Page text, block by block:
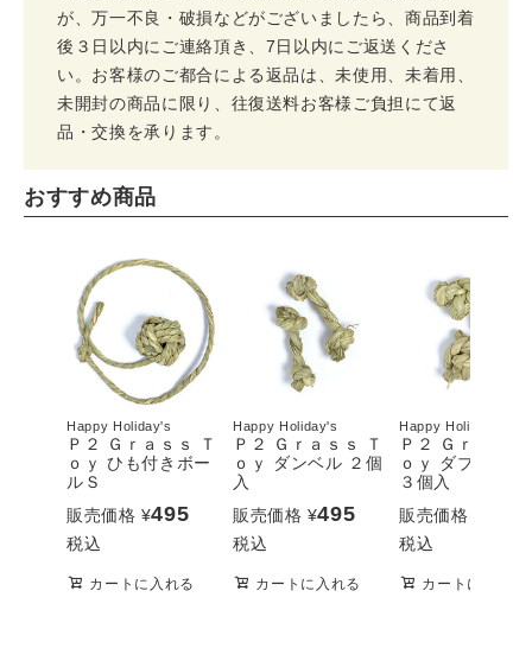
が、万一不良・破損などがございましたら、商品到着
後３日以内にご連絡頂き、7日以内にご返送くださ
い。お客様のご都合による返品は、未使用、未着用、
未開封の商品に限り、往復送料お客様ご負担にて返
品・交換を承ります。
おすすめ商品
Happy Holiday's
Ｐ２ Ｇｒａｓｓ Ｔ
ｏｙ ひも付きボー
ルＳ
販売価格 ¥495
税込
カートに入れる
Happy Holiday's
Ｐ２ Ｇｒａｓｓ Ｔ
ｏｙ ダンベル ２個
入
販売価格 ¥495
税込
カートに入れる
Happy Holiday's
Ｐ２ Ｇｒａｓｓ
ｏｙ ダブルノッ
３個入
販売価格
税込
カートに入れる